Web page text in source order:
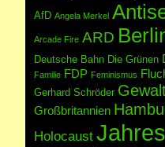
AfD Angela Merkel
Arcade Fire ARD
Deutsche Bahn Die Grünen
Familie FDP Feminismus
Gerhard Schröder
Großbritannien
Holocaust